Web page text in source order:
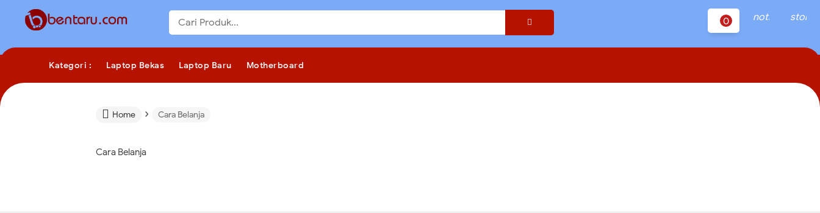
store
notifications
0

Kategori : Laptop Bekas Laptop Baru Motherboard
 Home › Cara Belanja
Cara Belanja